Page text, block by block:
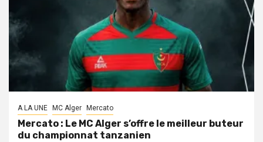
A LA UNE MC Alger Mercato
Mercato : Le MC Alger s’offre le meilleur buteur
du championnat tanzanien